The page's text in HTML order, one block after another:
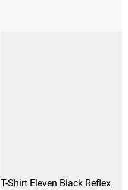
T-Shirt Eleven Black Reflex